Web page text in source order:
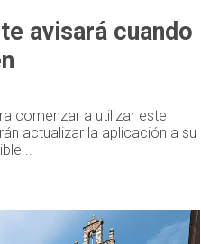
avisará cuando
comenzar a utilizar este
actualizar la aplicación a su